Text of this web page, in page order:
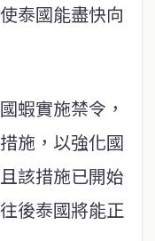
泰國能盡快向
蝦實施禁令，
施，以強化國
該措施已開始
後泰國將能正